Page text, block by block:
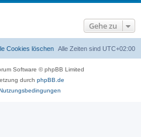
Gehe zu
Alle Zeiten sind UTC+02:00
Cookies löschen
Software © phpBB Limited
durch phpBB.de